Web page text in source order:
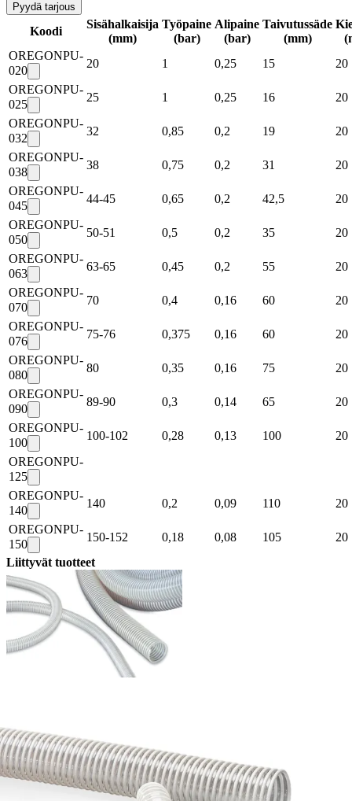
Pyydä tarjous
Koodi
Sisähalkaisija
(mm)
Työpaine
(bar)
Alipaine
(bar)
Taivutussäde
(mm)
OREGONPU-
020
20 1 0,25 15
20
OREGONPU-
025
25 1 0,25 16
20
OREGONPU-
032
32 0,85 0,2 19
20
OREGONPU-
038
38 0,75 0,2 31
20
OREGONPU-
045
44-45 0,65 0,2 42,5
20
OREGONPU-
050
50-51 0,5 0,2 35
20
OREGONPU-
063
63-65 0,45 0,2 55
20
OREGONPU-
070
70 0,4 0,16 60
20
OREGONPU-
076
75-76 0,375 0,16 60
20
OREGONPU-
080
80 0,35 0,16 75
20
OREGONPU-
090
89-90 0,3 0,14 65
20
OREGONPU-
100
100-102 0,28 0,13 100
20
OREGONPU-
125
OREGONPU-
140
140 0,2 0,09 110
20
OREGONPU-
150
150-152 0,18 0,08 105
20
Liittyvät tuotteet
OREGONPUA - Polyuretaaniletku PVC-spiraalilla ja maadoituslangalla
Palvelut
Suunnitteluratkaisut
Hydrauliikkaletkut